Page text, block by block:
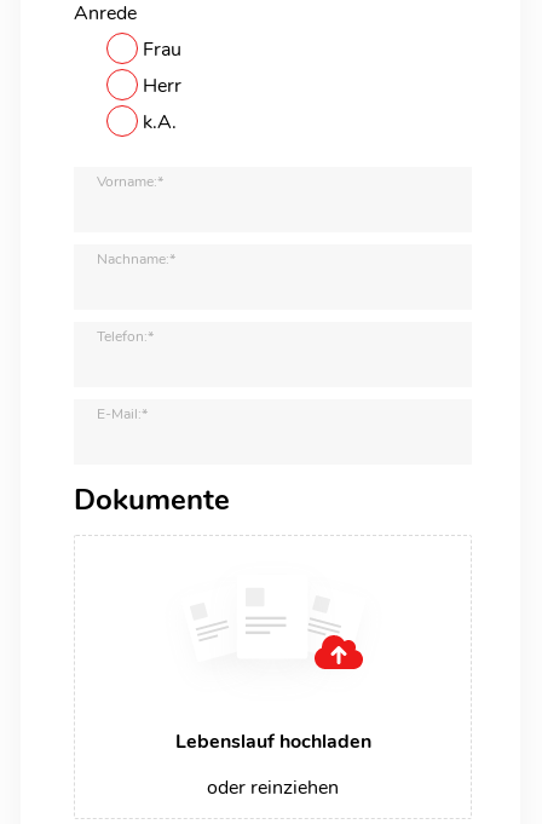
Anrede
Frau
Herr
k.A.
Vorname:*
Nachname:*
Telefon:*
E-Mail:*
Dokumente
Lebenslauf hochladen
oder reinziehen